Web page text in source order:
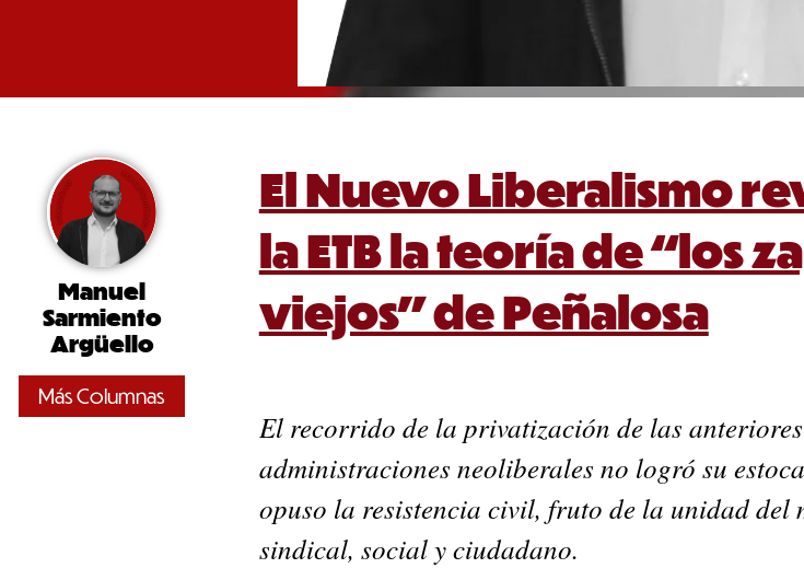
Manuel
Sarmiento
Argüello
Más Columnas
El Nuevo Liberalismo
la ETB la teoría de “los
viejos” de Peñalosa
El recorrido de la privatización de las anteriores
administraciones neoliberales no logró su
opuso la resistencia civil, fruto de la unidad del
sindical, social y ciudadano.